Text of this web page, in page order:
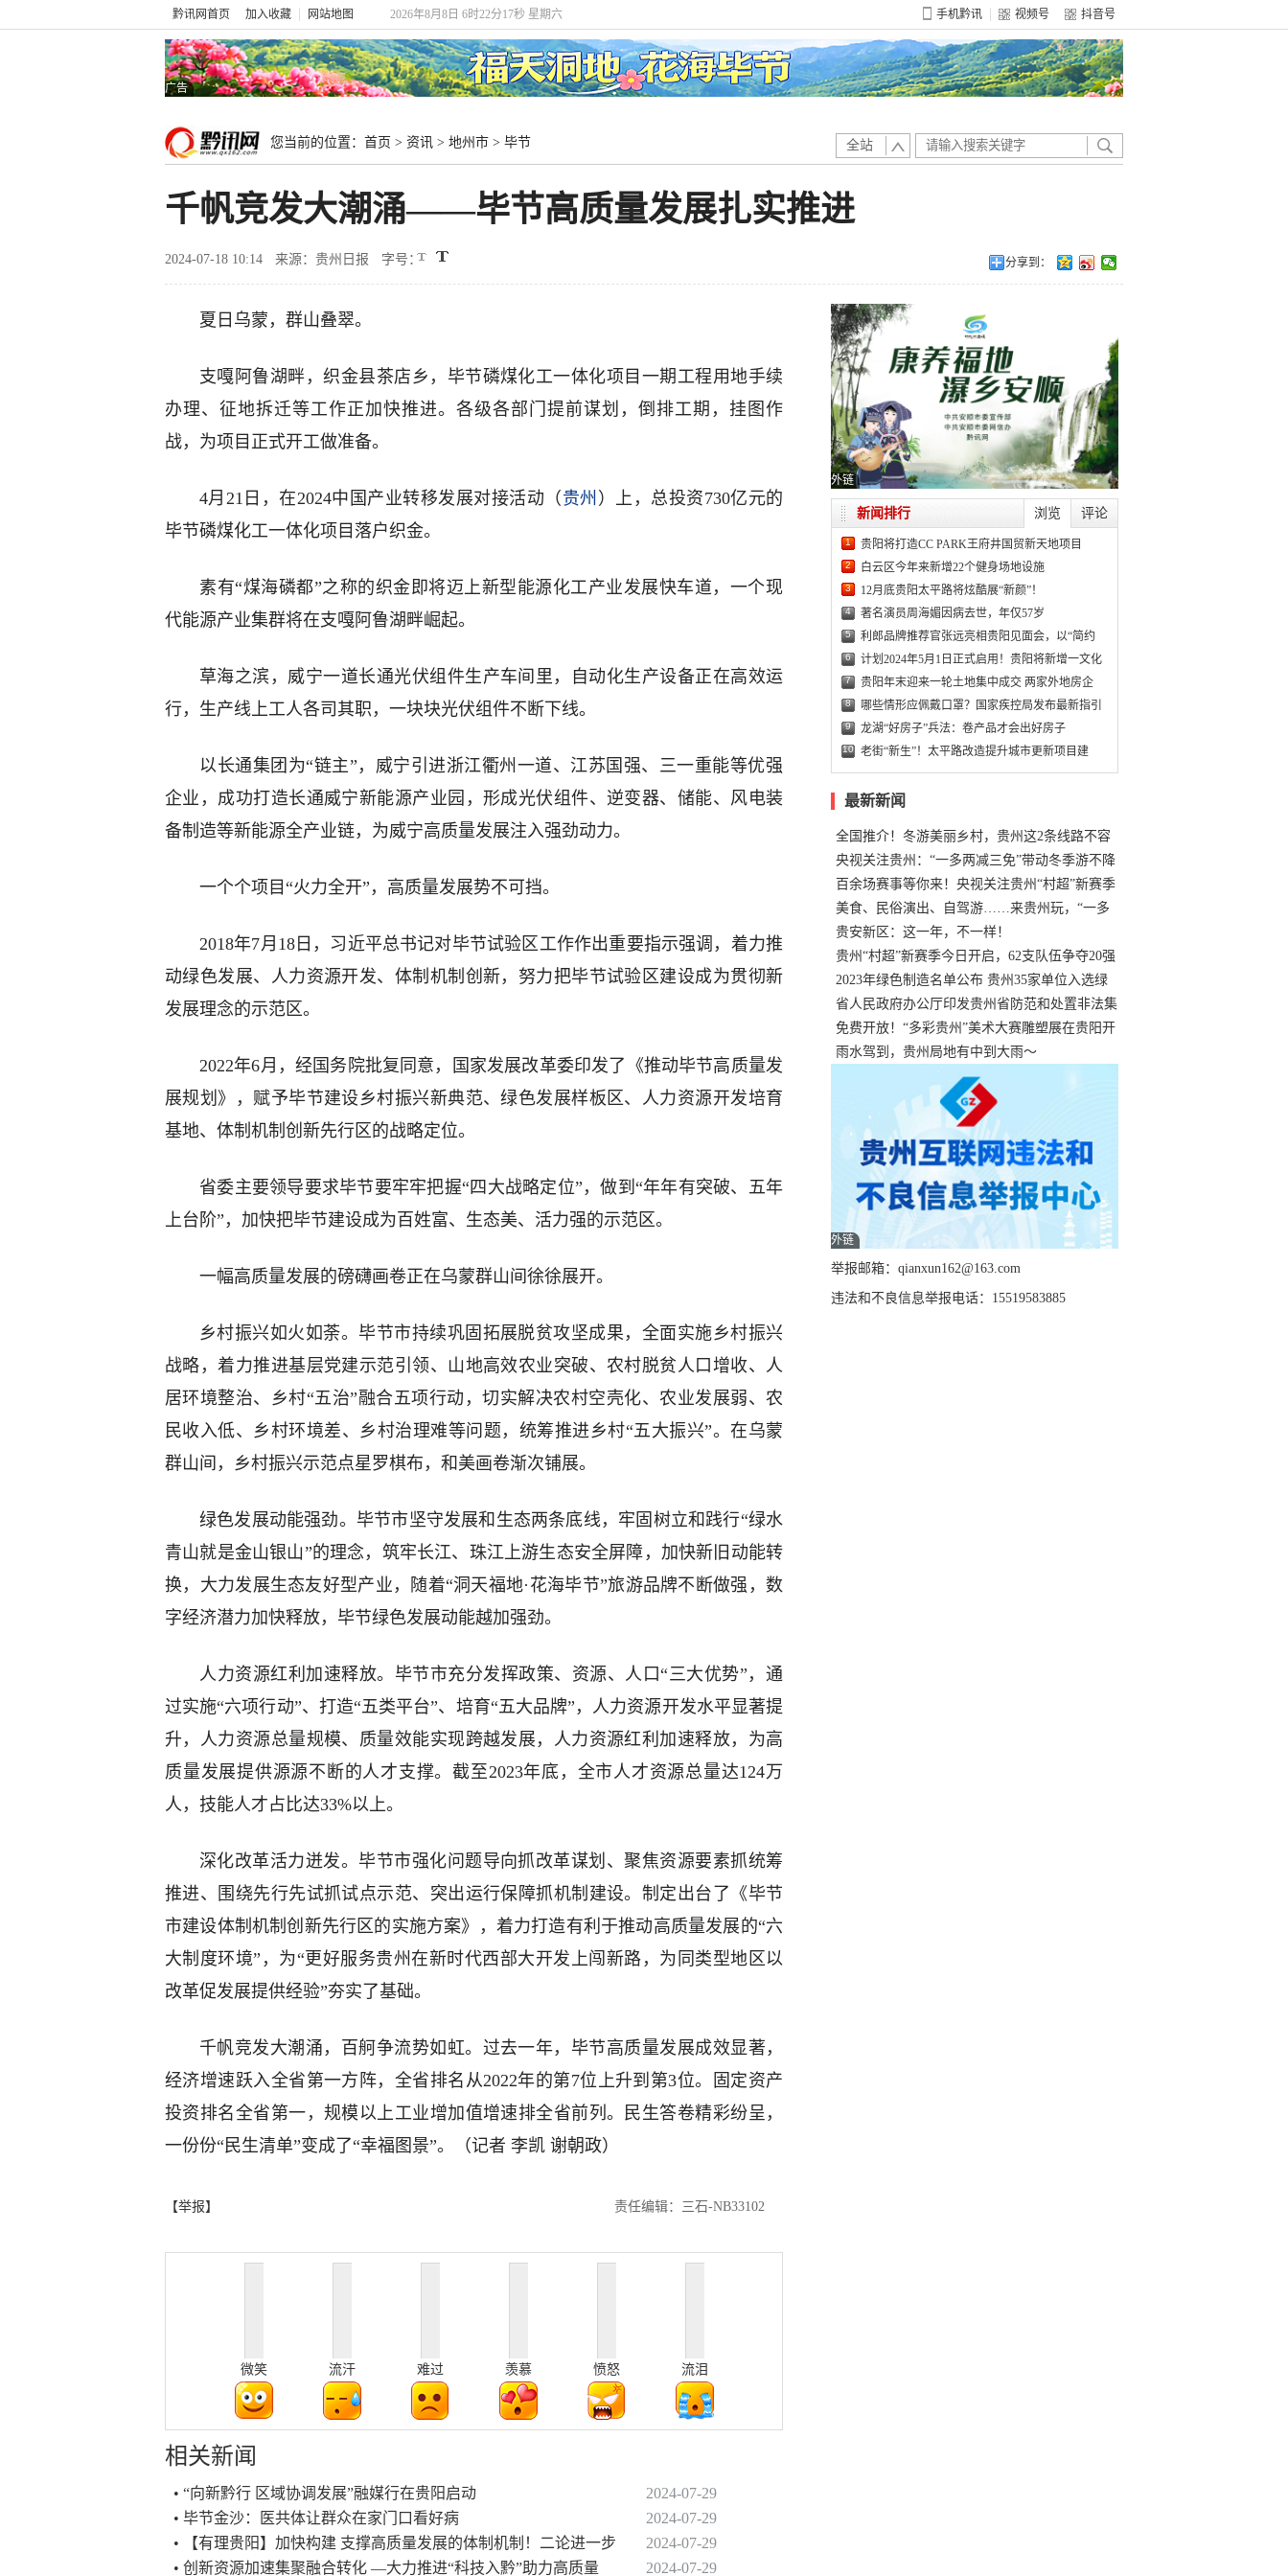
黔讯网首页 加入收藏 网站地图 2026年8月8日 6时22分18秒 星期六 手机黔讯 视频号 抖音号
广告
您当前的位置： 首页 > 资讯 > 地州市 > 毕节 全站
千帆竞发大潮涌——毕节高质量发展扎实推进
2024-07-18 10:14 来源：贵州日报 字号： 分享到：
夏日乌蒙，群山叠翠。
支嘎阿鲁湖畔，织金县茶店乡，毕节磷煤化工一体化项目一期工程用地手续
办理、征地拆迁等工作正加快推进。各级各部门提前谋划，倒排工期，挂图作
战，为项目正式开工做准备。
4月21日，在2024中国产业转移发展对接活动（ 贵州 ）上，总投资730亿元的
毕节磷煤化工一体化项目落户织金。
素有“煤海磷都”之称的织金即将迈上新型能源化工产业发展快车道，一个现
代能源产业集群将在支嘎阿鲁湖畔崛起。
草海之滨，威宁一道长通光伏组件生产车间里，自动化生产设备正在高效运
行，生产线上工人各司其职，一块块光伏组件不断下线。
以长通集团为“链主”，威宁引进浙江衢州一道、江苏国强、三一重能等优强
企业，成功打造长通威宁新能源产业园，形成光伏组件、逆变器、储能、风电装
备制造等新能源全产业链，为威宁高质量发展注入强劲动力。
一个个项目“火力全开”，高质量发展势不可挡。
2018年7月18日，习近平总书记对毕节试验区工作作出重要指示强调，着力推
动绿色发展、人力资源开发、体制机制创新，努力把毕节试验区建设成为贯彻新
发展理念的示范区。
2022年6月，经国务院批复同意，国家发展改革委印发了《推动毕节高质量发
展规划》，赋予毕节建设乡村振兴新典范、绿色发展样板区、人力资源开发培育
基地、体制机制创新先行区的战略定位。
省委主要领导要求毕节要牢牢把握“四大战略定位”，做到“年年有突破、五年
上台阶”，加快把毕节建设成为百姓富、生态美、活力强的示范区。
一幅高质量发展的磅礴画卷正在乌蒙群山间徐徐展开。
乡村振兴如火如荼。毕节市持续巩固拓展脱贫攻坚成果，全面实施乡村振兴
战略，着力推进基层党建示范引领、山地高效农业突破、农村脱贫人口增收、人
居环境整治、乡村“五治”融合五项行动，切实解决农村空壳化、农业发展弱、农
民收入低、乡村环境差、乡村治理难等问题，统筹推进乡村“五大振兴”。在乌蒙
群山间，乡村振兴示范点星罗棋布，和美画卷渐次铺展。
绿色发展动能强劲。毕节市坚守发展和生态两条底线，牢固树立和践行“绿水
青山就是金山银山”的理念，筑牢长江、珠江上游生态安全屏障，加快新旧动能转
换，大力发展生态友好型产业，随着“洞天福地·花海毕节”旅游品牌不断做强，数
字经济潜力加快释放，毕节绿色发展动能越加强劲。
人力资源红利加速释放。毕节市充分发挥政策、资源、人口“三大优势”，通
过实施“六项行动”、打造“五类平台”、培育“五大品牌”，人力资源开发水平显著提
升，人力资源总量规模、质量效能实现跨越发展，人力资源红利加速释放，为高
质量发展提供源源不断的人才支撑。截至2023年底，全市人才资源总量达124万
人，技能人才占比达33%以上。
深化改革活力迸发。毕节市强化问题导向抓改革谋划、聚焦资源要素抓统筹
推进、围绕先行先试抓试点示范、突出运行保障抓机制建设。制定出台了《毕节
市建设体制机制创新先行区的实施方案》，着力打造有利于推动高质量发展的“六
大制度环境”，为“更好服务贵州在新时代西部大开发上闯新路，为同类型地区以
改革促发展提供经验”夯实了基础。
千帆竞发大潮涌，百舸争流势如虹。过去一年，毕节高质量发展成效显著，
经济增速跃入全省第一方阵，全省排名从2022年的第7位上升到第3位。固定资产
投资排名全省第一，规模以上工业增加值增速排全省前列。民生答卷精彩纷呈，
一份份“民生清单”变成了“幸福图景”。（记者 李凯 谢朝政）
【举报】 责任编辑：三石-NB33102
微笑 流汗 难过 羡慕 愤怒 流泪
相关新闻
• “向新黔行 区域协调发展”融媒行在贵阳启动
2024-07-29
• 毕节金沙：医共体让群众在家门口看好病
2024-07-29
• 【有理贵阳】加快构建 支撑高质量发展的体制机制！二论进一步
2024-07-29
• 创新资源加速集聚融合转化 —大力推进“科技入黔”助力高质量
2024-07-29
外链
浏览 评论
新闻排行
1 贵阳将打造CC PARK王府井国贸新天地项目
2 白云区今年来新增22个健身场地设施
3 12月底贵阳太平路将炫酷展“新颜”！
4 著名演员周海媚因病去世，年仅57岁
5 利郎品牌推荐官张远亮相贵阳见面会，以“简约
6 计划2024年5月1日正式启用！贵阳将新增一文化
7 贵阳年末迎来一轮土地集中成交 两家外地房企
8 哪些情形应佩戴口罩？国家疾控局发布最新指引
9 龙湖“好房子”兵法：卷产品才会出好房子
10 老街“新生”！太平路改造提升城市更新项目建
最新新闻
全国推介！冬游美丽乡村，贵州这2条线路不容
错过
央视关注贵州：“一多两减三免”带动冬季游不降
温
百余场赛事等你来！央视关注贵州“村超”新赛季
正式“打响”
美食、民俗演出、自驾游……来贵州玩，“一多
两减三免”！
贵安新区：这一年，不一样！
贵州“村超”新赛季今日开启，62支队伍争夺20强
名额
2023年绿色制造名单公布 贵州35家单位入选绿
色工厂
省人民政府办公厅印发贵州省防范和处置非法集
资工作实施细则
免费开放！“多彩贵州”美术大赛雕塑展在贵阳开
展，持续至1月19日
雨水驾到，贵州局地有中到大雨～
外链
举报邮箱：qianxun162@163.com
违法和不良信息举报电话：15519583885